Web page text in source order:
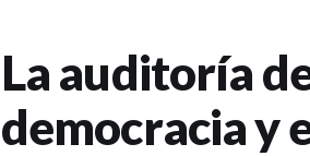
La auditoría
democracia y